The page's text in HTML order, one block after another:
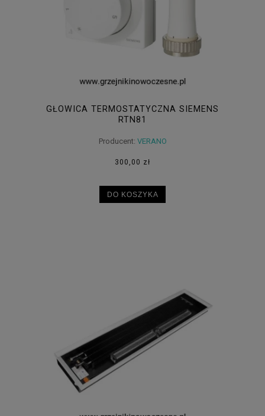
GŁOWICA TERMOSTATYCZNA SIEMENS
RTN81
Producent: VERANO
300,00 zł
DO KOSZYKA